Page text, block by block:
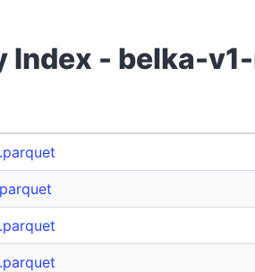
Index - belka-